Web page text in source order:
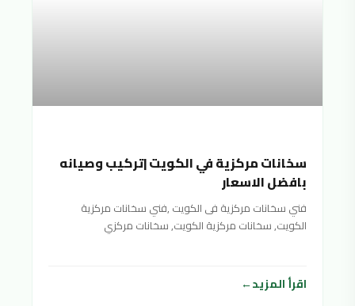
سخانات مركزية في الكويت |تركيب وصيانه
بافضل الاسعار
فني سخانات مركزية فى الكويت ,فني سخانات مركزية
الكويت, سخانات مركزية الكويت, سخانات مركزي
اقرأ المزيد